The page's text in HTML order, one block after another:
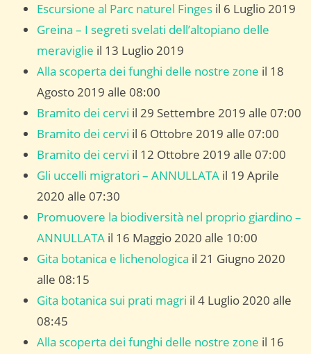
Escursione al Parc naturel Finges il 6 Luglio 2019
Greina – I segreti svelati dell’altopiano delle
meraviglie il 13 Luglio 2019
Alla scoperta dei funghi delle nostre zone il 18
Agosto 2019 alle 08:00
Bramito dei cervi il 29 Settembre 2019 alle 07:00
Bramito dei cervi il 6 Ottobre 2019 alle 07:00
Bramito dei cervi il 12 Ottobre 2019 alle 07:00
Gli uccelli migratori – ANNULLATA il 19 Aprile
2020 alle 07:30
Promuovere la biodiversità nel proprio giardino –
ANNULLATA il 16 Maggio 2020 alle 10:00
Gita botanica e lichenologica il 21 Giugno 2020
alle 08:15
Gita botanica sui prati magri il 4 Luglio 2020 alle
08:45
Alla scoperta dei funghi delle nostre zone il 16